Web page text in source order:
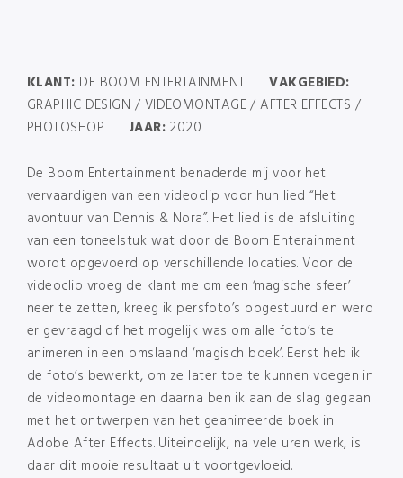
KLANT: DE BOOM ENTERTAINMENTVAKGEBIED:
GRAPHIC DESIGN / VIDEOMONTAGE / AFTER EFFECTS /
PHOTOSHOP JAAR: 2020
De Boom Entertainment benaderde mij voor het
vervaardigen van een videoclip voor hun lied “Het
avontuur van Dennis & Nora”. Het lied is de afsluiting
van een toneelstuk wat door de Boom Enterainment
wordt opgevoerd op verschillende locaties. Voor de
videoclip vroeg de klant me om een ‘magische sfeer’
neer te zetten, kreeg ik persfoto’s opgestuurd en werd
er gevraagd of het mogelijk was om alle foto’s te
animeren in een omslaand ‘magisch boek’. Eerst heb ik
de foto’s bewerkt, om ze later toe te kunnen voegen in
de videomontage en daarna ben ik aan de slag gegaan
met het ontwerpen van het geanimeerde boek in
Adobe After Effects. Uiteindelijk, na vele uren werk, is
daar dit mooie resultaat uit voortgevloeid.